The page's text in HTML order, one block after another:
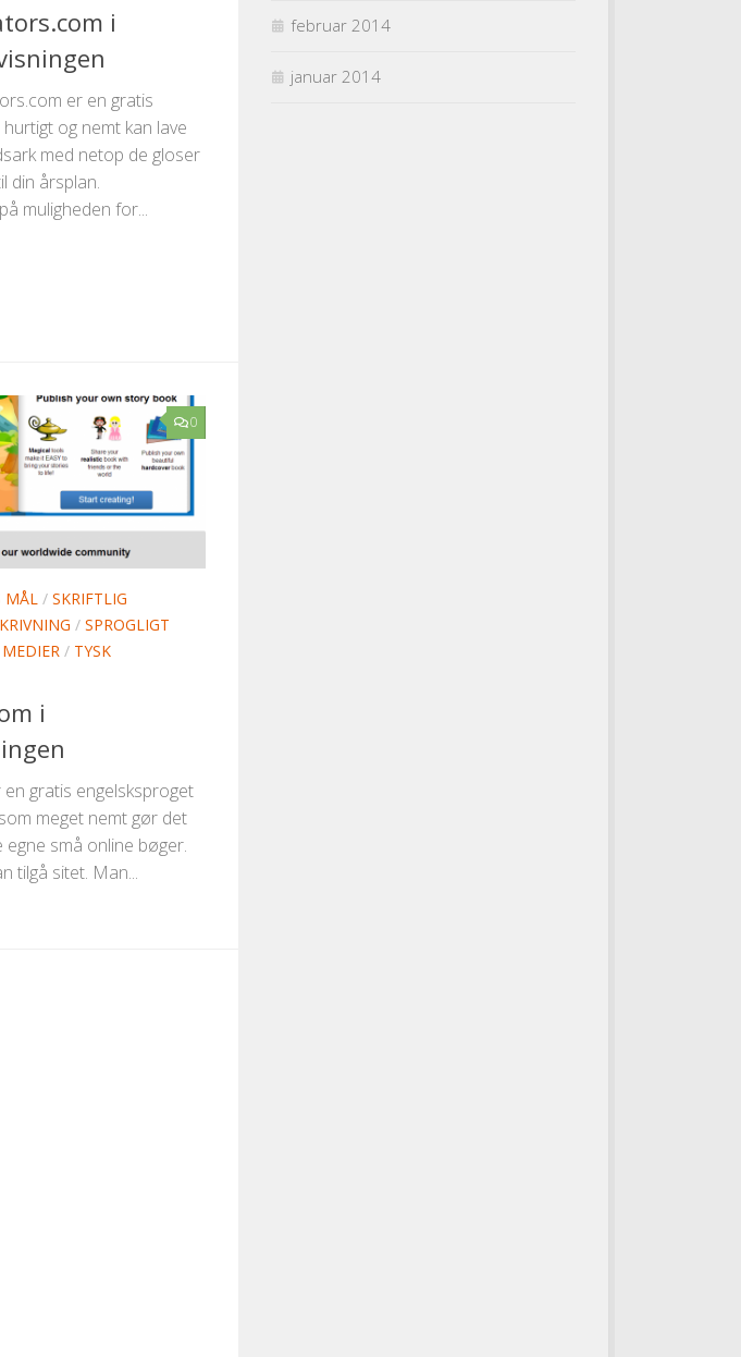
i
er en gratis
og nemt kan lave
med netop de gloser
din årsplan.
muligheden for...
0
MÅL / SKRIFTLIG
/ SPROGLIGT
/ TYSK
i
gratis engelsksproget
meget nemt gør det
små online bøger.
tilgå sitet. Man...
februar 2014
januar 2014